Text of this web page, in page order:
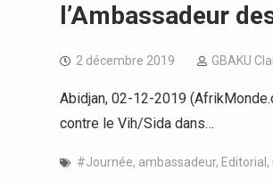
l’Ambassadeur
2 décembre 2019 GBAKU
Abidjan, 02-12-2019
contre le Vih/Sida dans…
#Journée, ambassadeur, Editorial ,